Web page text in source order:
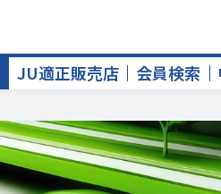
JU適正販売店 会員検索